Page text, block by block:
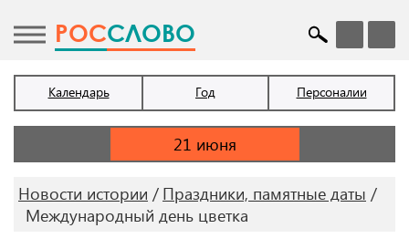
POCСЛОВО
Календарь Год Персоналии
Новости истории
Праздники, памятные даты
Международный день цветка